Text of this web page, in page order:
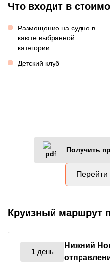
Что входит в
Размещение на судне в
каюте выбранной
категории
Детский клуб
Получить
Перейти
Круизный маршрут
1 день
Нижний